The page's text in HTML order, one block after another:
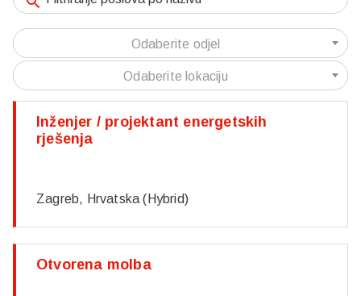
Odaberite odjel
Odaberite lokaciju
Inženjer / projektant energetskih
rješenja
Zagreb, Hrvatska (Hybrid)
Otvorena molba